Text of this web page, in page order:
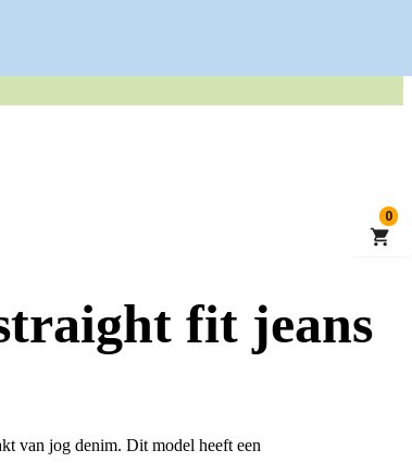
fit jeans
van jog denim. Dit model heeft een
0